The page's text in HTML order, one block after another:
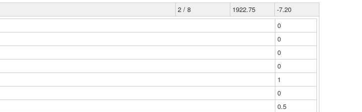
2 / 8 1922.75
-7.20
0
0
0
0
1
0
0.5